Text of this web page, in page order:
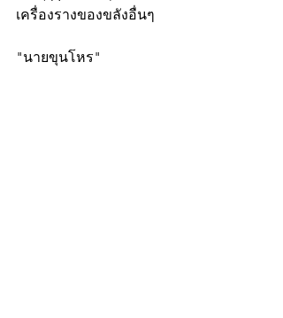
เครื่องรางของขลังอื่นๆ
"นายขุนโหร"